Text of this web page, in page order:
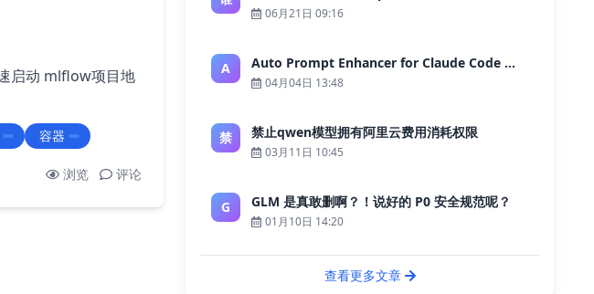
容器
浏览 评论
06月21日 09:16
A Auto Prompt Enhancer for Claude Code — Building a Highly Reliable AI Programming Workflow
04月04日 13:48
禁 禁止qwen模型拥有阿里云费用消耗权限
03月11日 10:45
G GLM 是真敢删啊？！说好的 P0 安全规范呢？
01月10日 14:20
查看更多文章